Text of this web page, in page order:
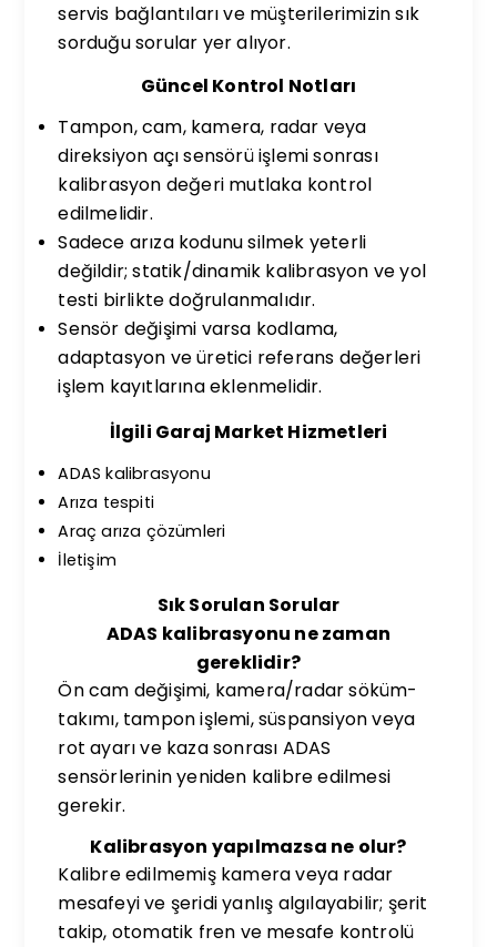
servis bağlantıları ve müşterilerimizin sık
sorduğu sorular yer alıyor.
Güncel Kontrol Notları
Tampon, cam, kamera, radar veya
direksiyon açı sensörü işlemi sonrası
kalibrasyon değeri mutlaka kontrol
edilmelidir.
Sadece arıza kodunu silmek yeterli
değildir; statik/dinamik kalibrasyon ve yol
testi birlikte doğrulanmalıdır.
Sensör değişimi varsa kodlama,
adaptasyon ve üretici referans değerleri
işlem kayıtlarına eklenmelidir.
İlgili Garaj Market Hizmetleri
ADAS kalibrasyonu
Arıza tespiti
Araç arıza çözümleri
İletişim
Sık Sorulan Sorular
ADAS kalibrasyonu ne zaman
gereklidir?
Ön cam değişimi, kamera/radar söküm-
takımı, tampon işlemi, süspansiyon veya
rot ayarı ve kaza sonrası ADAS
sensörlerinin yeniden kalibre edilmesi
gerekir.
Kalibrasyon yapılmazsa ne olur?
Kalibre edilmemiş kamera veya radar
mesafeyi ve şeridi yanlış algılayabilir; şerit
takip, otomatik fren ve mesafe kontrolü